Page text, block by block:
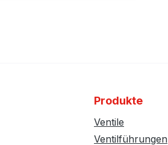
Produkte
Ventile
Ventilführungen